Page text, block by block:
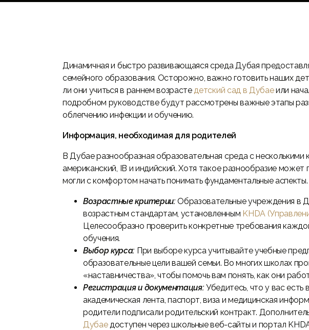
Динамичная и быстро развивающаяся среда Дубая
семейного образования. Осторожно, важно готовить наших
ли они учиться в раннем возрастедетский сад в Дубаеили
подробном руководстве будут рассмотрены важные этапы
облегчению инфекции и обучению.
Информация, необходимая для родителей
В Дубае разнообразная образовательная среда с несколькими
американский, IB и индийский. Хотя такое разнообразие
могли с комфортом начать понимать фундаментальные аспекты.
Возрастные критерии:Образовательные учреждения в
возрастным стандартам, установленным KHDA
Целесообразно проверить конкретные требования
обучения.
Выбор курса: При выборе курса учитывайте учебные
образовательные цели вашей семьи. Во многих школах
«наставничества», чтобы помочь вам понять, как они
Регистрация и документация: Убедитесь, что у вас
академическая лента, паспорт, виза и медицинская
родители подписали родительский контракт.
Дубаедоступен через школьные веб-сайты и портал